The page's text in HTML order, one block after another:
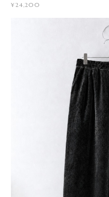
¥24,200